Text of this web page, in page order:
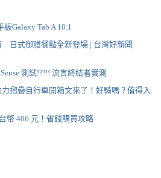
Galaxy Tab A 10.1
日式御膳餐點全新登場 | 台灣好新聞
測試!?!!! 流言終結者實測
摺疊自行車開箱文來了！好騎嗎？值得入
幣 406 元！省錢購買攻略